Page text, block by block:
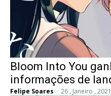
Bloom Into You
informações de
Felipe Soares - 26 , Janeiro , 2021